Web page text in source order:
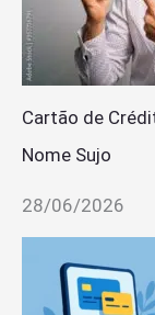
Cartão de
Nome Sujo
28/06/2026